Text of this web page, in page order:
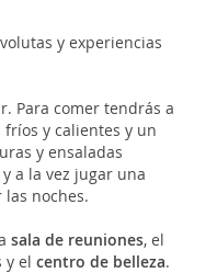
y experiencias
Para comer tendrás a
y calientes y un
y ensaladas
y a la vez jugar una
noches.
sala de reuniones, el
y el centro de belleza.